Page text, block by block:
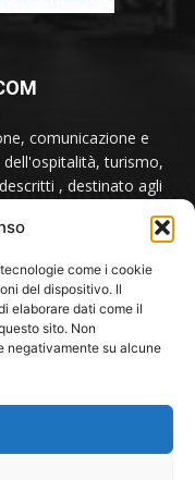
come i cookie
del dispositivo. Il
elaborare dati come il
sito. Non
negativamente su alcune
comunicazione e
turismo,
, destinato agli